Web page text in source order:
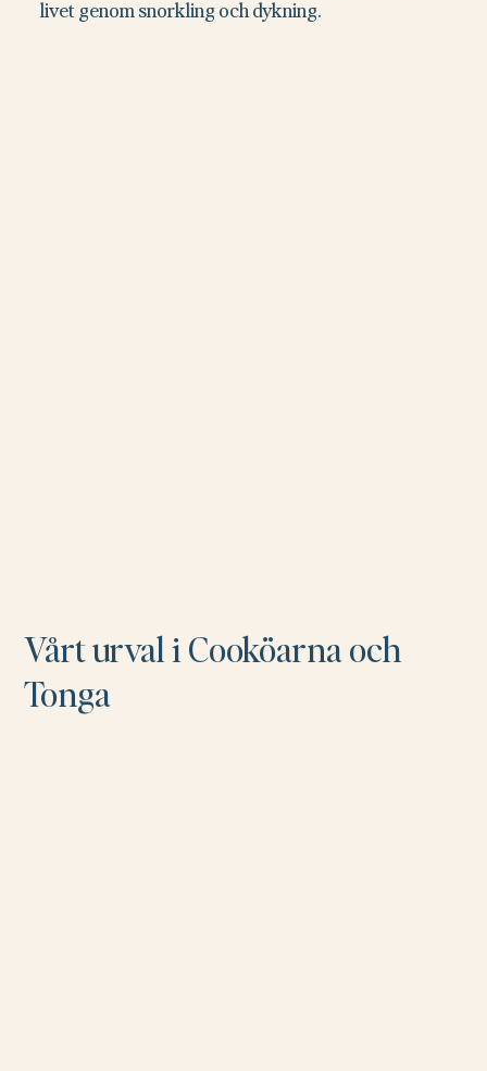
Vårt urval i Cooköarna och
Tonga
livet genom snorkling och dykning.